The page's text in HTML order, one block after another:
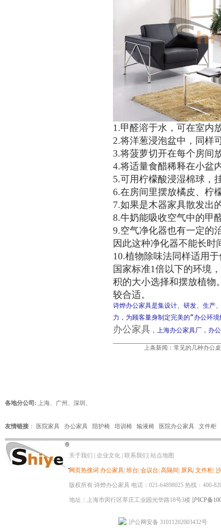
1.甲醛溶于水，可在室内
2.将洋葱浸泡盆中，同样
3.将菠萝切开在每个房间
4.将适量食醋稀释在小盆
5.可用柠檬酸浸湿棉球，
6.在房间里摆放橘皮、柠
7.如果是木器家具散发出
8.牛奶能吸收空气中的甲
9.空气净化器也有一定的
因此这种净化器不能长时
10.植物除味法同样适用
国家标准1倍以下的环境
积的大小选择和摆放植物
较合适。
诗烨办公家具是集设计、研发、生产
力，为顾客量身制定完美的“办公环
办公家具 ，上海办公家具厂，
上条新闻： 常见的几种办公
各地分公司: 上海、 广州 、 深圳 、
友情链接 ： 医院家具 办公家具 陪护椅 培训椅 输液椅 医院办公家具 文件柜
关于我们 企业文化 联系我们 站点地图
网页热搜词 办公家具 班台 会议台 高隔间 屏风 文件柜
版权所有:诗烨办公家具 电话：021-64898025 热线：400-
地址：上海市闵行区莘庄工业园光华路18号3楼 沪ICP备
沪公网安备 31011202003432号